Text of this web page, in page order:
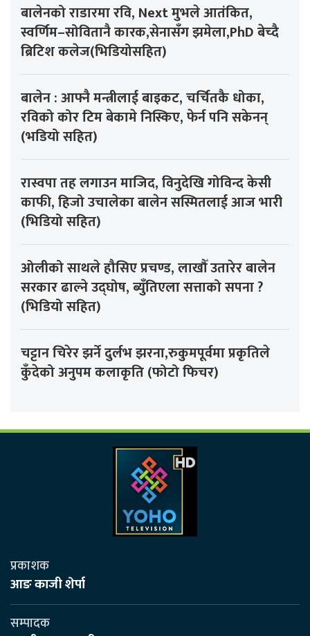
बालेनको राडारमा रवि, Next मुभले आतंकित,
स्वर्णिम–सोवितानै कारक,सेनासँग झमेला,PhD बेच्दै
ब्रिटिश कलेज(भिडियोसहित)
बालेन : आफ्नै मन्त्रीलाई बाइकट, चर्चितकै धोका,
रविको कोर टिम बेकामे निस्किए, फेर्न पनि सकेनन्
(भडियो सहित)
रास्वपा तह लगाउन माजिद, विनुदेखि गोविन्द केसी
काफी, हिजो उचालेका बालेन सस्मितलाई आज भारी
(भिडियो सहित)
ओलीको साथले हौसिए प्रचण्ड, लाखौँ उतारेर बालेन
सरकार ढाल्ने उद्घोष, ब्युँतिएला सत्ताको सपना ?
(भिडियो सहित)
चट्टान चिरेर झर्ने दुर्लभ झरना,रुकुमपूर्वमा प्रकृतिले
कुँदेको अनुपम कलाकृति (फोटो फिचर)
प्रकाशक
आङ काजी शेर्पा
सम्पादक